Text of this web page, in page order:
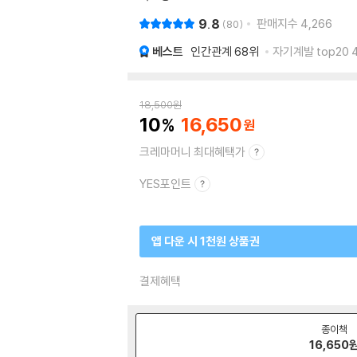
9.8 80 판매지수 4,266
베스트 인간관계 68위 자기계발 top20
18,500원
10 16,650
크레마머니 최대혜택가
YES포인트
앱 다운 시 1천원 상품권
결제혜택
종이책
16,650